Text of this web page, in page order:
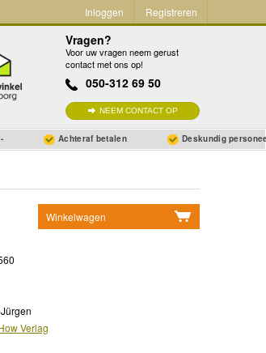
Inloggen Registreren
Vragen?
Voor uw vragen neem gerust
contact met ons op!
050-312 69 50
NEEM CONTACT OP
Achteraf betalen Deskundig
Winkelwagen
Verlag